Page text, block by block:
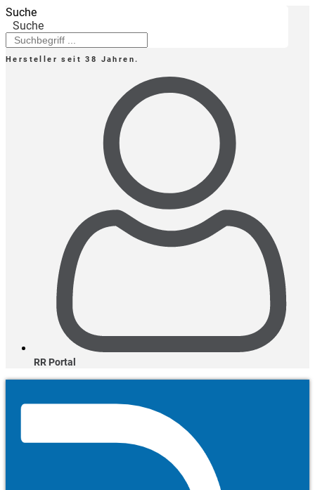
Zum
Inhalt
springen
Suche
Suche
Hersteller seit 38 Jahren.
RR Portal